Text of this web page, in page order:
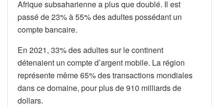
Afrique subsaharienne a plus que doublé. Il est
passé de 23% à 55% des adultes possédant un
compte bancaire.
En 2021, 33% des adultes sur le continent
détenaient un compte d’argent mobile. La région
représente même 65% des transactions mondiales
dans ce domaine, pour plus de 910 milliards de
dollars.